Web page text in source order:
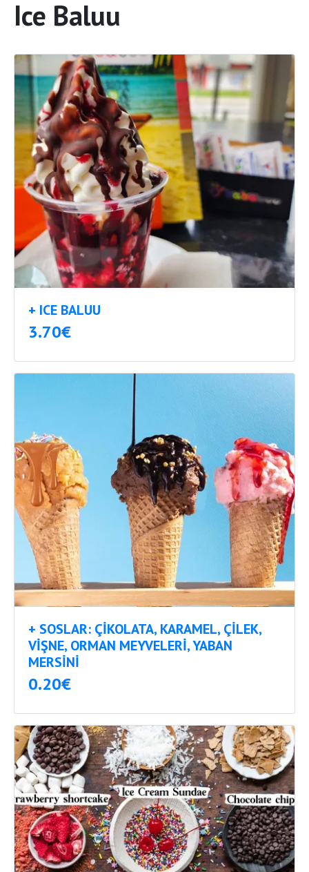
Ice Baluu
+ ICE BALUU
3.70€
+ SOSLAR: ÇIKOLATA, KARAMEL, ÇILEK,
VIŞNE, ORMAN MEYVELERI, YABAN
MERSINI
0.20€